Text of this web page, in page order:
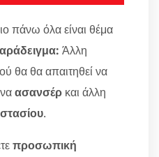
πάνω όλα είναι θέμα
Άλλη
θα θα απαιτηθεί να
ασανσέρ και άλλη
.
προσωπική